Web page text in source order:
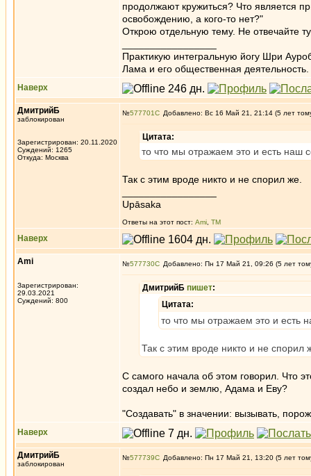
продолжают кружиться? Что является
освобождению, а кого-то нет?"
Открою отдельную тему. Не отвечайте
Практикую интегральную йогу Шри
Лама и его общественная деятельность.
Наверх
ДмитрийБ
заблокирован
Зарегистрирован: 20.11.2020
Суждений: 1265
Откуда: Москва
№577701 Добавлено: Вс 16 Май 21, 21:14 (5 лет
Цитата:
то что мы отражаем это и есть наш
Так с этим вроде никто и не спорил же.
Upāsaka
Ответы на этот пост: Ami ТМ
Наверх
Ami
Зарегистрирован:
29.03.2021
Суждений: 800
№577730 Добавлено: Пн 17 Май 21, 09:26 (5 лет
ДмитрийБ пишет:
Цитата:
то что мы отражаем это и есть
Так с этим вроде никто и не спорил
С самого начала об этом говорил. Что
создал небо и землю, Адама и Еву?
"Создавать" в значении: вызывать,
Наверх
ДмитрийБ
заблокирован
№577739 Добавлено: Пн 17 Май 21, 13:20 (5 лет